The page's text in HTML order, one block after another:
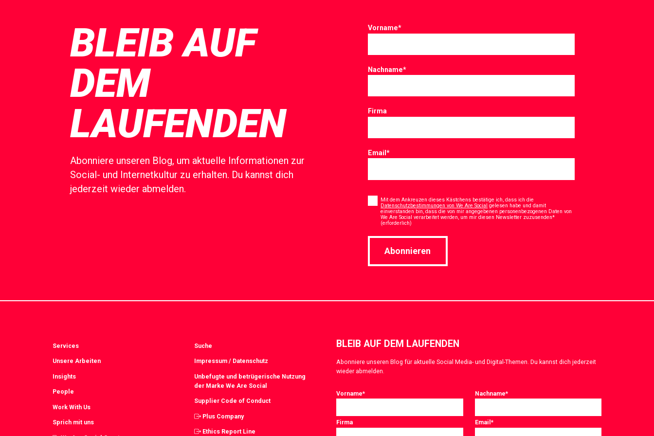
BLEIB AUF
DEM
LAUFENDEN
Abonniere unseren Blog, um aktuelle Informationen zur
Social- und Internetkultur zu erhalten. Du kannst dich
jederzeit wieder abmelden.
Vorname*
Nachname*
Firma
Email *
*
Mit dem Ankreuzen dieses Kästchens bestätige ich, dass ich die
Datenschutzbestimmungen von We Are Social gelesen habe und damit
einverstanden bin, dass die von mir angegebenen personenbezogenen Daten von
We Are Social verarbeitet werden, um mir diesen Newsletter zuzusenden*
(erforderlich)
Abonnieren
Services
Unsere Arbeiten
Insights
People
Work With Us
Sprich mit uns
Suche
Impressum / Datenschutz
Unbefugte und betrügerische Nutzung
der Marke We Are Social
Supplier Code of Conduct
Plus Company
Ethics Report Line
BLEIB AUF DEM LAUFENDEN
Abonniere unseren Blog für aktuelle Social Media- und Digital-Themen. Du kannst dich jederzeit
wieder abmelden.
Vorname* Nachname*
Firma Email*